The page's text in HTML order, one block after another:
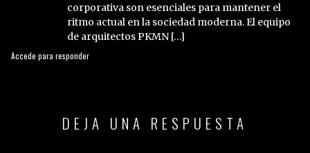
corporativa son esenciales para mantener el
ritmo actual en la sociedad moderna. El equipo
de arquitectos PKMN […]
Accede para responder
DEJA UNA RESPUESTA